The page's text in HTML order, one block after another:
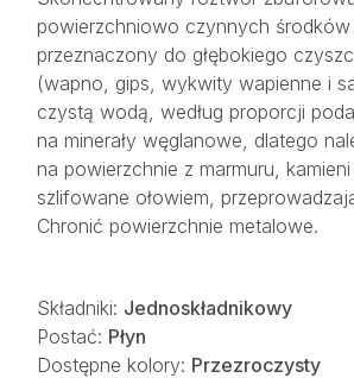
powierzchniowo czynnych
przeznaczony do głębokiego
(wapno, gips, wykwity wapienne i
czystą wodą, według proporcji
na minerały węglanowe, dlatego
na powierzchnie z marmuru,
szlifowane ołowiem,
Chronić powierzchnie metalowe.
Składniki: Jednoskładnikowy
Postać: Płyn
Dostępne kolory: Przezroczysty